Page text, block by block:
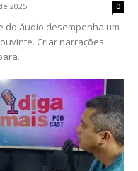
2025 0
do áudio desempenha um
Criar narrações